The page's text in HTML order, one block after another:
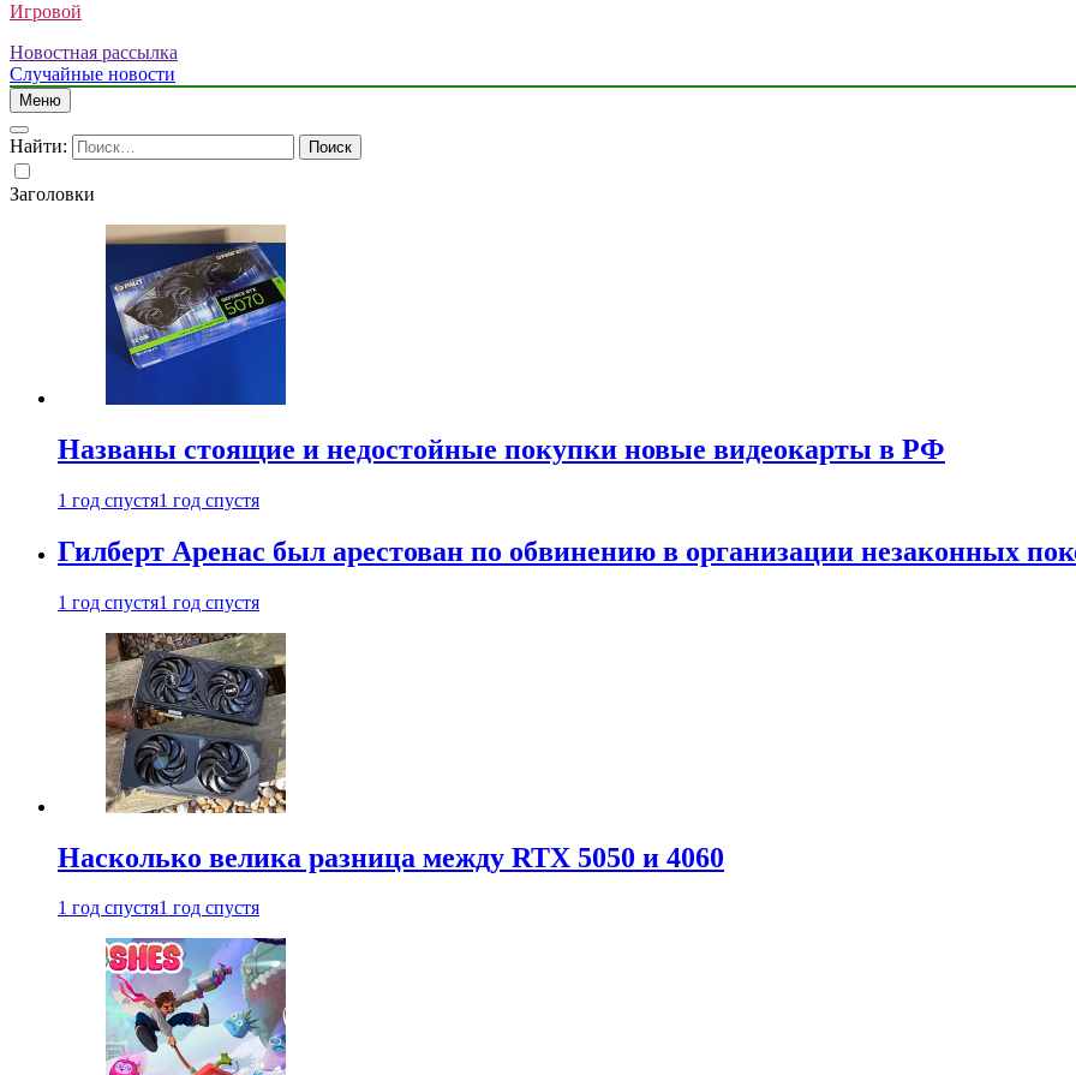
Игровой
Новостная рассылка
Случайные новости
Меню
Найти:
Заголовки
Названы стоящие и недостойные покупки новые видеокарты в РФ
1 год спустя1 год спустя
Гилберт Аренас был арестован по обвинению в организации незаконных
1 год спустя1 год спустя
Насколько велика разница между RTX 5050 и 4060
1 год спустя1 год спустя